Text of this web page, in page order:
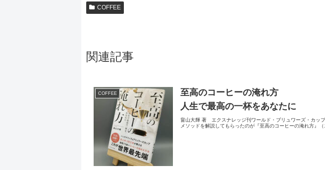
COFFEE
関連記事
COFFEE
至高のコーヒーの淹れ方
人生で最高の一杯をあなたに
畠山大輝 著 エクスナレッジ刊ワールド・ブリュワーズ・カッ
メソッドを解説してもらったのが『至高のコーヒーの淹れ方』（